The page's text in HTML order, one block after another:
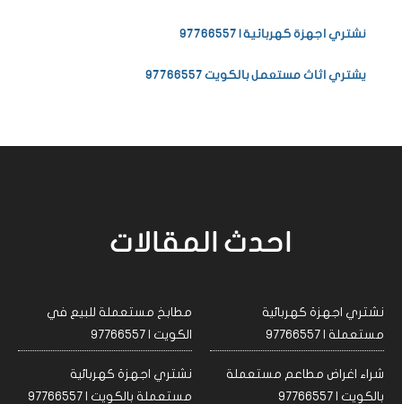
نشتري اجهزة كهربائية | 97766557
يشتري اثاث مستعمل بالكويت 97766557
احدث المقالات
نشتري اجهزة كهربائية
مستعملة | 97766557
مطابخ مستعملة للبيع في
الكويت | 97766557
شراء اغراض مطاعم مستعملة
بالكويت | 97766557
نشتري اجهزة كهربائية
مستعملة بالكويت | 97766557